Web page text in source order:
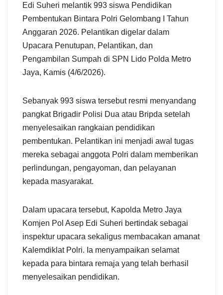
Edi Suheri melantik 993 siswa Pendidikan
Pembentukan Bintara Polri Gelombang I Tahun
Anggaran 2026. Pelantikan digelar dalam
Upacara Penutupan, Pelantikan, dan
Pengambilan Sumpah di SPN Lido Polda Metro
Jaya, Kamis (4/6/2026).
Sebanyak 993 siswa tersebut resmi menyandang
pangkat Brigadir Polisi Dua atau Bripda setelah
menyelesaikan rangkaian pendidikan
pembentukan. Pelantikan ini menjadi awal tugas
mereka sebagai anggota Polri dalam memberikan
perlindungan, pengayoman, dan pelayanan
kepada masyarakat.
Dalam upacara tersebut, Kapolda Metro Jaya
Komjen Pol Asep Edi Suheri bertindak sebagai
inspektur upacara sekaligus membacakan amanat
Kalemdiklat Polri. Ia menyampaikan selamat
kepada para bintara remaja yang telah berhasil
menyelesaikan pendidikan.